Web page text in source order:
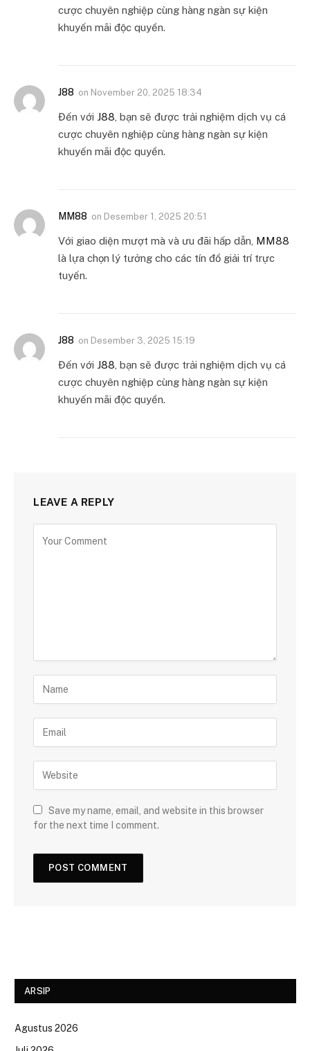
cược chuyên nghiệp cùng hàng ngàn sự kiện
khuyến mãi độc quyền.
J88 on November 20, 2025 18:34
Đến với J88 , bạn sẽ được trải nghiệm dịch vụ cá
cược chuyên nghiệp cùng hàng ngàn sự kiện
khuyến mãi độc quyền.
MM88 on Desember 1, 2025 20:51
Với giao diện mượt mà và ưu đãi hấp dẫn, MM88
là lựa chọn lý tưởng cho các tín đồ giải trí trực
tuyến.
J88 on Desember 3, 2025 15:19
Đến với J88 , bạn sẽ được trải nghiệm dịch vụ cá
cược chuyên nghiệp cùng hàng ngàn sự kiện
khuyến mãi độc quyền.
LEAVE A REPLY
Save my name, email, and website in this browser
for the next time I comment.
ARSIP
Agustus 2026